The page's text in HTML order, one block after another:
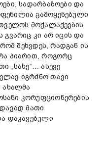
სადარბაზოები და
გამოყენებული
მოქალაქეების
გვარიც კი არ იცის და
შეხვდეს, რადგან ის
პიარით, როგორც
„სახე“… ასევე
იგრძნო თავი
ახალმა
კორუფციონერების
მათი
დაკავებული